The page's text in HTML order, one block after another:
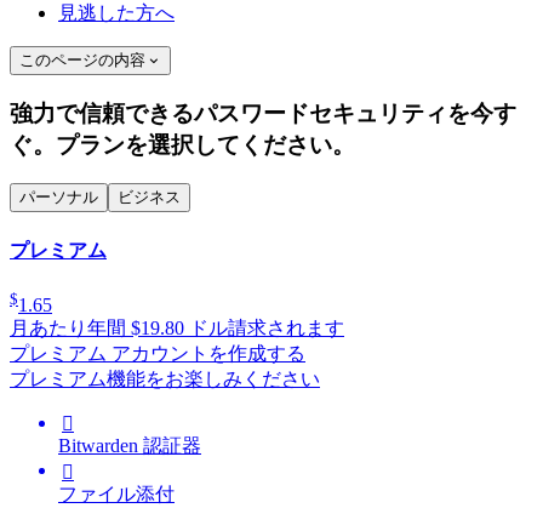
見逃した方へ
このページの内容
強力で信頼できるパスワードセキュリティを今す
ぐ。プランを選択してください。
パーソナル ビジネス
プレミアム
$1.65
月あたり 年間 $19.80 ドル請求されます
プレミアム アカウントを作成する
プレミアム機能をお楽しみください

Bitwarden 認証器

ファイル添付